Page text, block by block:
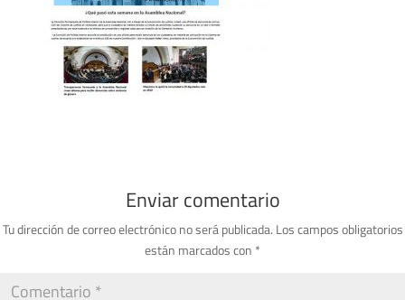
Enviar comentario
Tu dirección de correo electrónico no será publicada. Los campos obligatorios
están marcados con *